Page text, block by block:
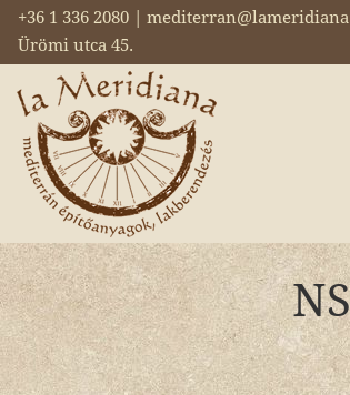
+36 1 336 2080 |
Ürömi utca 45.